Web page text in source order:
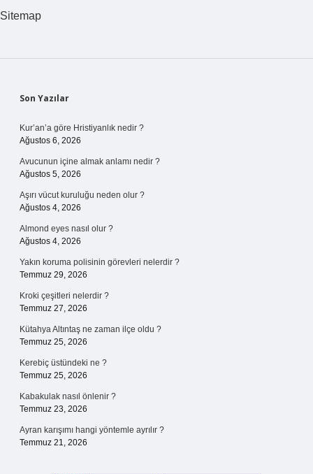
Sitemap
Sidebar
Son Yazılar
Kur’an’a göre Hristiyanlık nedir ?
Ağustos 6, 2026
Avucunun içine almak anlamı nedir ?
Ağustos 5, 2026
Aşırı vücut kuruluğu neden olur ?
Ağustos 4, 2026
Almond eyes nasıl olur ?
Ağustos 4, 2026
Yakın koruma polisinin görevleri nelerdir ?
Temmuz 29, 2026
Kroki çeşitleri nelerdir ?
Temmuz 27, 2026
Kütahya Altıntaş ne zaman ilçe oldu ?
Temmuz 25, 2026
Kerebiç üstündeki ne ?
Temmuz 25, 2026
Kabakulak nasıl önlenir ?
Temmuz 23, 2026
Ayran karışımı hangi yöntemle ayrılır ?
Temmuz 21, 2026